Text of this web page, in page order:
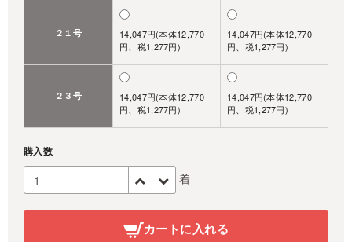
２１号
14,047円(本体12,770
円、税1,277円)
14,047円(本体12,770
円、税1,277円)
２３号
14,047円(本体12,770
円、税1,277円)
14,047円(本体12,770
円、税1,277円)
購入数
着
カートに入れる